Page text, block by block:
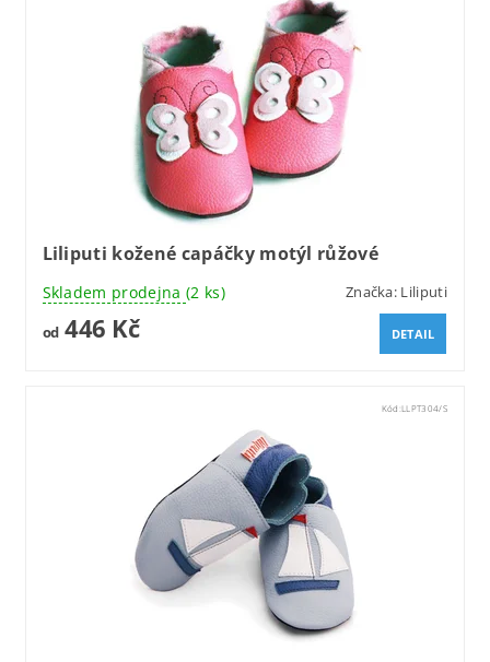
Liliputi kožené capáčky motýl růžové
Skladem prodejna (2 ks) Značka: Liliputi
od446 Kč DETAIL
Kód:LLPT304/S